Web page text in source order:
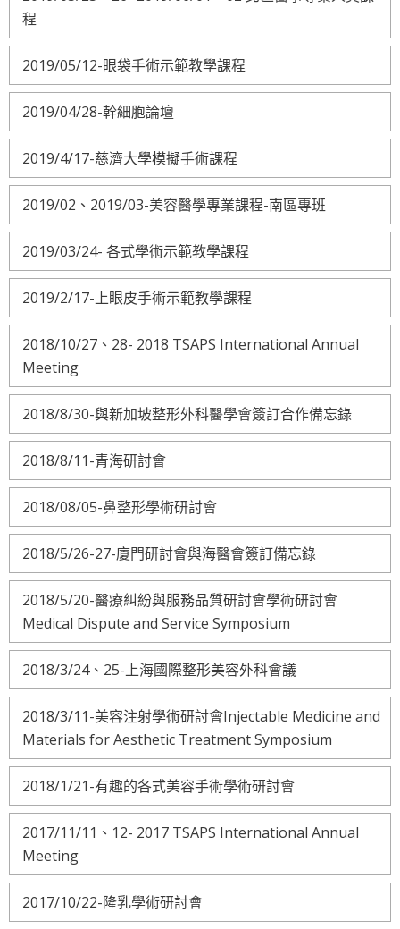
程
2019/05/12-眼袋手術示範教學課程
2019/04/28-幹細胞論壇
2019/4/17-慈濟大學模擬手術課程
2019/02、2019/03-美容醫學專業課程-南區專班
2019/03/24- 各式學術示範教學課程
2019/2/17-上眼皮手術示範教學課程
2018/10/27、28- 2018 TSAPS International Annual
Meeting
2018/8/30-與新加坡整形外科醫學會簽訂合作備忘錄
2018/8/11-青海研討會
2018/08/05-鼻整形學術研討會
2018/5/26-27-廈門研討會與海醫會簽訂備忘錄
2018/5/20-醫療糾紛與服務品質研討會學術研討會
Medical Dispute and Service Symposium
2018/3/24、25-上海國際整形美容外科會議
2018/3/11-美容注射學術研討會Injectable Medicine and
Materials for Aesthetic Treatment Symposium
2018/1/21-有趣的各式美容手術學術研討會
2017/11/11、12- 2017 TSAPS International Annual
Meeting
2017/10/22-隆乳學術研討會